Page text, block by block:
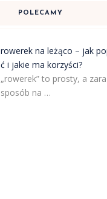
POLECAMY
na leżąco – jak
i jakie ma korzyści?
to prosty, a
na …